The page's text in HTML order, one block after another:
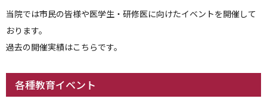
当院では市民の皆様や医学生・研修医に向けたイベントを開催して
おります。
過去の開催実績はこちらです。
各種教育イベント